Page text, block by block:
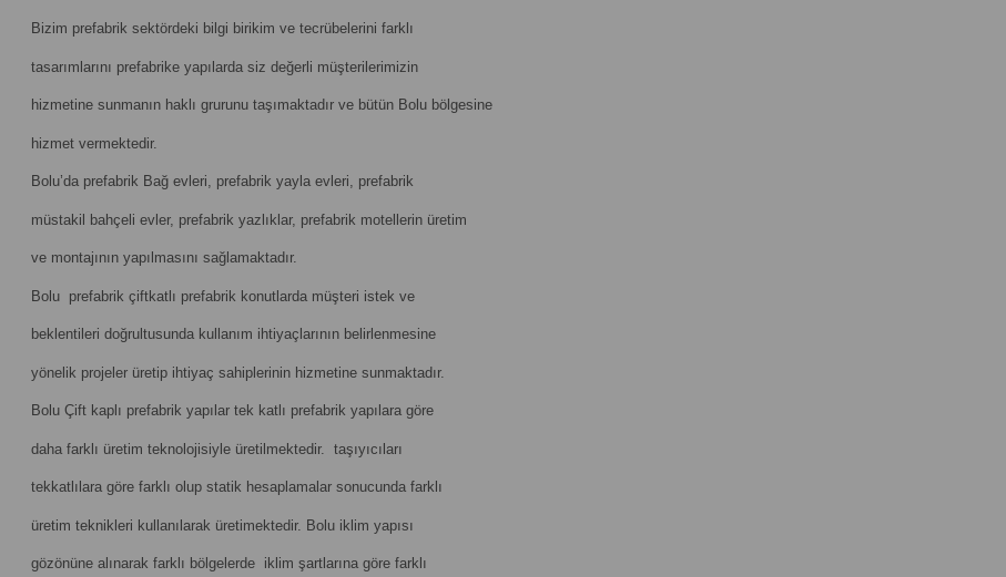
Bizim prefabrik sektördeki bilgi birikim ve tecrübelerini farklı
tasarımlarını prefabrike yapılarda siz değerli müşterilerimizin
hizmetine sunmanın haklı grurunu taşımaktadır ve bütün Bolu bölgesine
hizmet vermektedir.
Bolu’da prefabrik Bağ evleri, prefabrik yayla evleri, prefabrik
müstakil bahçeli evler, prefabrik yazlıklar, prefabrik motellerin üretim
ve montajının yapılmasını sağlamaktadır.
Bolu prefabrik çiftkatlı prefabrik konutlarda müşteri istek ve
beklentileri doğrultusunda kullanım ihtiyaçlarının belirlenmesine
yönelik projeler üretip ihtiyaç sahiplerinin hizmetine sunmaktadır.
Bolu Çift kaplı prefabrik yapılar tek katlı prefabrik yapılara göre
daha farklı üretim teknolojisiyle üretilmektedir. taşıyıcıları
tekkatlılara göre farklı olup statik hesaplamalar sonucunda farklı
üretim teknikleri kullanılarak üretimektedir. Bolu iklim yapısı
gözönüne alınarak farklı bölgelerde iklim şartlarına göre farklı